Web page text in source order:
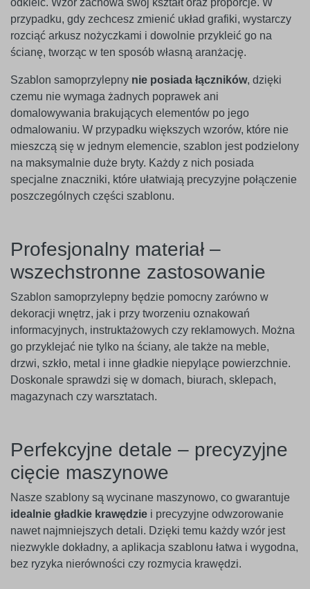
odkleić. Wzór zachowa swój kształt oraz proporcje. W
przypadku, gdy zechcesz zmienić układ grafiki, wystarczy
rozciąć arkusz nożyczkami i dowolnie przykleić go na
ścianę, tworząc w ten sposób własną aranżację.
Szablon samoprzylepny nie posiada łączników, dzięki
czemu nie wymaga żadnych poprawek ani
domalowywania brakujących elementów po jego
odmalowaniu. W przypadku większych wzorów, które nie
mieszczą się w jednym elemencie, szablon jest podzielony
na maksymalnie duże bryty. Każdy z nich posiada
specjalne znaczniki, które ułatwiają precyzyjne połączenie
poszczególnych części szablonu.
Profesjonalny materiał –
wszechstronne zastosowanie
Szablon samoprzylepny będzie pomocny zarówno w
dekoracji wnętrz, jak i przy tworzeniu oznakowań
informacyjnych, instruktażowych czy reklamowych. Można
go przyklejać nie tylko na ściany, ale także na meble,
drzwi, szkło, metal i inne gładkie niepylące powierzchnie.
Doskonale sprawdzi się w domach, biurach, sklepach,
magazynach czy warsztatach.
Perfekcyjne detale – precyzyjne
cięcie maszynowe
Nasze szablony są wycinane maszynowo, co gwarantuje
idealnie gładkie krawędzie i precyzyjne odwzorowanie
nawet najmniejszych detali. Dzięki temu każdy wzór jest
niezwykle dokładny, a aplikacja szablonu łatwa i wygodna,
bez ryzyka nierówności czy rozmycia krawędzi.